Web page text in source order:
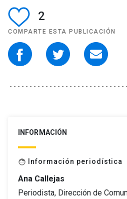
2
COMPARTE ESTA PUBLICACIÓN
INFORMACIÓN
face Información periodística
Ana Callejas
Periodista, Dirección de